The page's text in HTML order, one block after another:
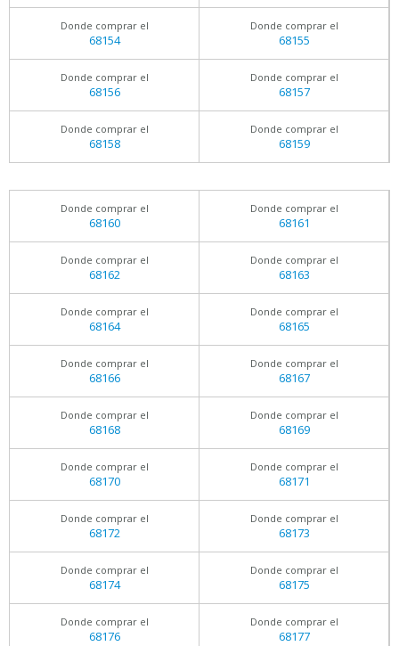
Donde comprar el
68154
Donde comprar el
68155
Donde comprar el
68156
Donde comprar el
68157
Donde comprar el
68158
Donde comprar el
68159
Donde comprar el
68160
Donde comprar el
68161
Donde comprar el
68162
Donde comprar el
68163
Donde comprar el
68164
Donde comprar el
68165
Donde comprar el
68166
Donde comprar el
68167
Donde comprar el
68168
Donde comprar el
68169
Donde comprar el
68170
Donde comprar el
68171
Donde comprar el
68172
Donde comprar el
68173
Donde comprar el
68174
Donde comprar el
68175
Donde comprar el
68176
Donde comprar el
68177